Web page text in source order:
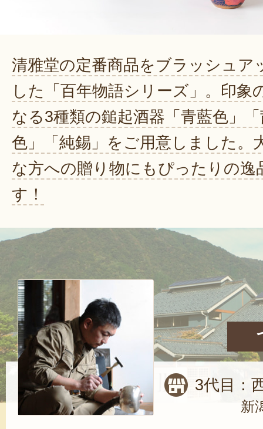
清雅堂の定番商品をブラッシュア
した「百年物語シリーズ」。印象
なる3種類の鎚起酒器「青藍色」
色」「純錫」をご用意しました。
な方への贈り物にもぴったりの逸
す！
3代目：
新